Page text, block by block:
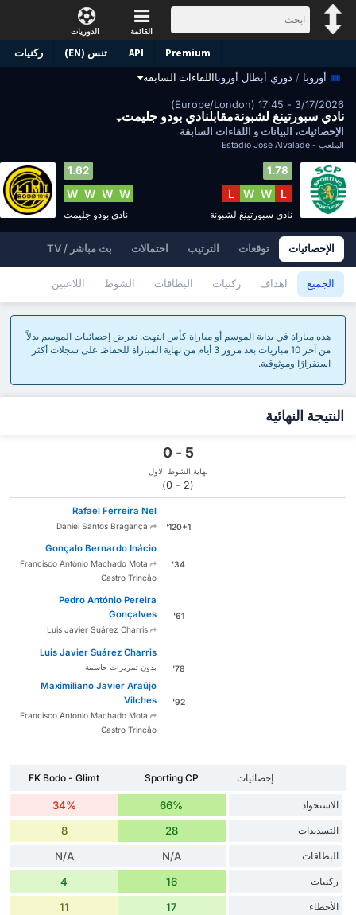
الدوريات القائمة
ركنيات تنس (EN) API Premium
أوروبا / دوري أبطال أوروبااللقاءات السابقة
3/17/2026 - 17:45 (Europe/London)
نادي سبورتينغ لشبونةمقابلنادي بودو جليمت
الإحصائيات، البيانات و اللقاءات السابقة
الملعب - Estádio José Alvalade
1.78
L
W
W
L
نادي سبورتينغ لشبونة
1.62
W
W
W
W
نادي بودو جليمت
الإحصائيات توقعات الترتيب احتمالات بث مباشر / TV
الجميع اهداف ركنيات البطاقات الشوط اللاعبين
هذه مباراة في بداية الموسم أو مباراة كأس انتهت. نعرض إحصائيات الموسم بدلاً
من آخر 10 مباريات بعد مرور 3 أيام من نهاية المباراة للحفاظ على سجلات أكثر
استقرارًا وموثوقية.
النتيجة النهائية
5
-
نهاية الشوط الاول
(2 - 0)
Rafael Ferreira Nel
120+1'
Gonçalo Bernardo Inácio
Francisco António Machado Mota
Castro Trincão
34'
Pedro António Pereira
Gonçalves
Luis Javier Suárez Charris
61'
Luis Javier Suárez Charris
بدون تمريرات حاسمة 78'
Maximiliano Javier Araújo
Vilches
Francisco António Machado Mota
Castro Trincão
92'
إحصائيات Sporting CP
FK Bodo - Glimt
الاستحواذ 66%
34%
التسديدات 28
8
البطاقات N/A
N/A
ركنيات 16
4
الأخطاء 17
11